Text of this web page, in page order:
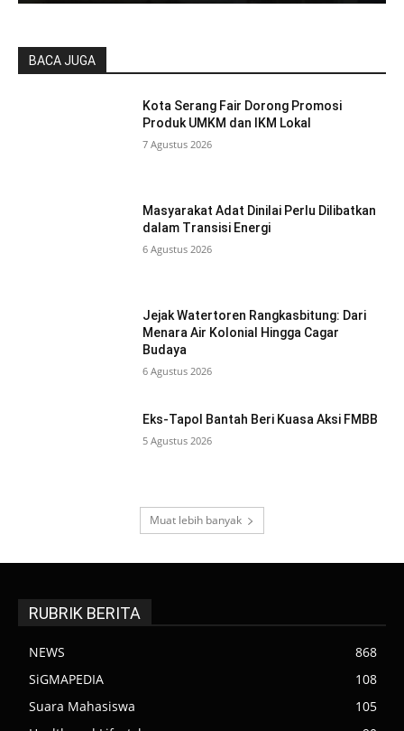
BACA JUGA
Kota Serang Fair Dorong Promosi
Produk UMKM dan IKM Lokal
7 Agustus 2026
Masyarakat Adat Dinilai Perlu Dilibatkan
dalam Transisi Energi
6 Agustus 2026
Jejak Watertoren Rangkasbitung: Dari
Menara Air Kolonial Hingga Cagar
Budaya
6 Agustus 2026
Eks-Tapol Bantah Beri Kuasa Aksi FMBB
5 Agustus 2026
Muat lebih banyak
RUBRIK BERITA
NEWS
868
SiGMAPEDIA
108
Suara Mahasiswa
105